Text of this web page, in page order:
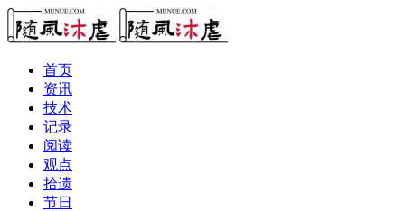
首页
资讯
技术
记录
阅读
观点
拾遗
节日